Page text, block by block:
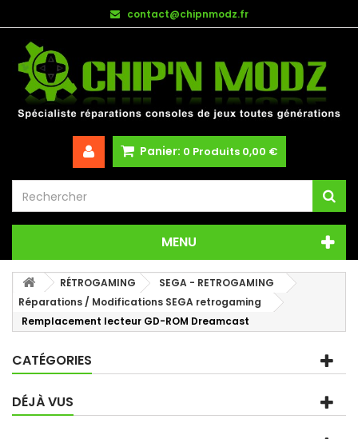
contact@chipnmodz.fr
Panier: 0 Produits 0,00 €
MENU
RÉTROGAMING
SEGA - RETROGAMING
Réparations / Modifications SEGA retrogaming
Remplacement lecteur GD-ROM Dreamcast
CATÉGORIES
DÉJÀ VUS